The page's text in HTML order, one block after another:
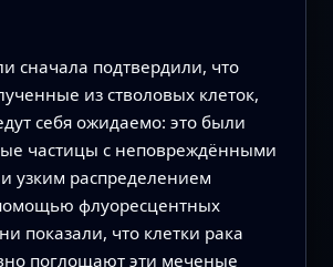
сначала подтвердили, что
из стволовых клеток,
себя ожидаемо: это были
частицы с неповреждёнными
узким распределением
флуоресцентных
показали, что клетки рака
поглощают эти меченые